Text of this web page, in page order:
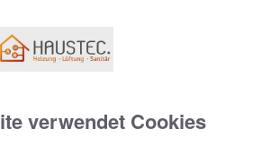
verwendet Cookies